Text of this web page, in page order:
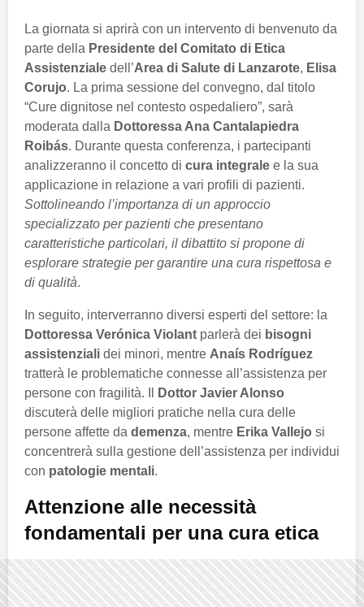
La giornata si aprirà con un intervento di benvenuto da
parte della Presidente del Comitato di Etica
Assistenziale dell’Area di Salute di Lanzarote, Elisa
Corujo. La prima sessione del convegno, dal titolo
“Cure dignitose nel contesto ospedaliero”, sarà
moderata dalla Dottoressa Ana Cantalapiedra
Roibás. Durante questa conferenza, i partecipanti
analizzeranno il concetto di cura integrale e la sua
applicazione in relazione a vari profili di pazienti.
Sottolineando l’importanza di un approccio
specializzato per pazienti che presentano
caratteristiche particolari, il dibattito si propone di
esplorare strategie per garantire una cura rispettosa e
di qualità.
In seguito, interverranno diversi esperti del settore: la
Dottoressa Verónica Violant parlerà dei bisogni
assistenziali dei minori, mentre Anaís Rodríguez
tratterà le problematiche connesse all’assistenza per
persone con fragilità. Il
Dottor Javier Alonso
discuterà delle migliori pratiche nella cura delle
persone affette da demenza, mentre Erika Vallejo si
concentrerà sulla gestione dell’assistenza per individui
con patologie mentali.
Attenzione alle necessità
fondamentali per una cura etica